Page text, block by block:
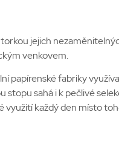
jejich
venkovem.
papírenské fabriky
sahá i k pečlivé
každý den místo